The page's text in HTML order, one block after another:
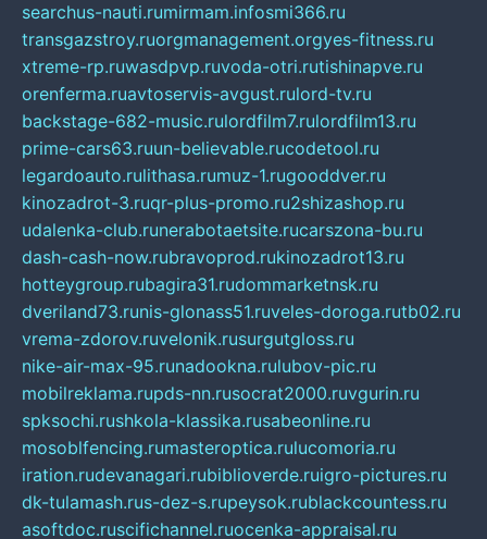
searchus-nauti.rumirmam.infosmi366.ru
transgazstroy.ruorgmanagement.orgyes-fitness.ru
xtreme-rp.ruwasdpvp.ruvoda-otri.rutishinapve.ru
orenferma.ruavtoservis-avgust.rulord-tv.ru
backstage-682-music.rulordfilm7.rulordfilm13.ru
prime-cars63.ruun-believable.rucodetool.ru
legardoauto.rulithasa.rumuz-1.rugooddver.ru
kinozadrot-3.ruqr-plus-promo.ru2shizashop.ru
udalenka-club.runerabotaetsite.rucarszona-bu.ru
dash-cash-now.rubravoprod.rukinozadrot13.ru
hotteygroup.rubagira31.rudommarketnsk.ru
dveriland73.runis-glonass51.ruveles-doroga.rutb02.ru
vrema-zdorov.ruvelonik.rusurgutgloss.ru
nike-air-max-95.runadookna.rulubov-pic.ru
mobilreklama.rupds-nn.rusocrat2000.ruvgurin.ru
spksochi.rushkola-klassika.rusabeonline.ru
mosoblfencing.rumasteroptica.rulucomoria.ru
iration.rudevanagari.rubiblioverde.ruigro-pictures.ru
dk-tulamash.rus-dez-s.rupeysok.rublackcountess.ru
asoftdoc.ruscifichannel.ruocenka-appraisal.ru